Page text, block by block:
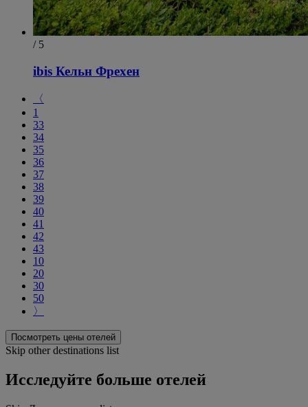
/ 5
ibis Кельн Фрехен
〈
1
33
34
35
36
37
38
39
40
41
42
43
10
20
30
50
〉
Посмотреть цены отелей
Skip other destinations list
Исследуйте больше отелей